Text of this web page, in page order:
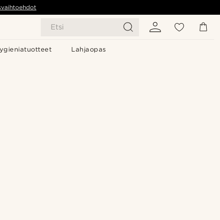
Etsi
Lahjaopas